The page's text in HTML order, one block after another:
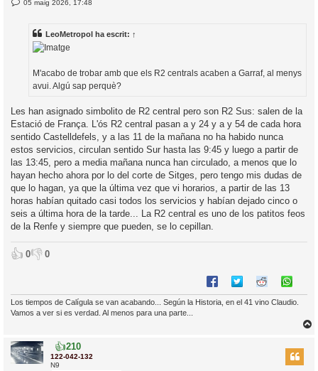
05 maig 2026, 17:48
LeoMetropol ha escrit: ↑
M'acabo de trobar amb que els R2 centrals acaben a Garraf, al menys
avui. Algú sap perquè?
Les han asignado simbolito de R2 central pero son R2 Sus: salen de la
Estació de França. L'ós R2 central pasan a y 24 y a y 54 de cada hora
sentido Castelldefels, y a las 11 de la mañana no ha habido nunca
estos servicios, circulan sentido Sur hasta las 9:45 y luego a partir de
las 13:45, pero a media mañana nunca han circulado, a menos que lo
hayan hecho ahora por lo del corte de Sitges, pero tengo mis dudas de
que lo hagan, ya que la última vez que vi horarios, a partir de las 13
horas habían quitado casi todos los servicios y habían dejado cinco o
seis a última hora de la tarde... La R2 central es uno de los patitos feos
de la Renfe y siempre que pueden, se lo cepillan.
👍 0👎 0
Los tiempos de Calígula se van acabando... Según la Historia, en el 41 vino Claudio.
Vamos a ver si es verdad. Al menos para una parte...
👍210
122-042-132
N9